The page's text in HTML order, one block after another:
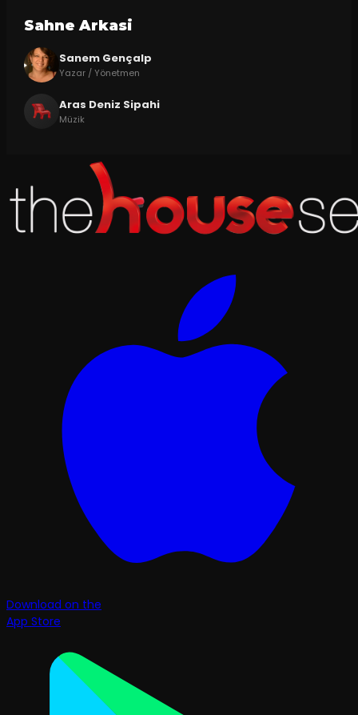
Sahne Arkasi
Sanem Gençalp
Yazar / Yönetmen
Aras Deniz Sipahi
Müzik
Download on the
App Store